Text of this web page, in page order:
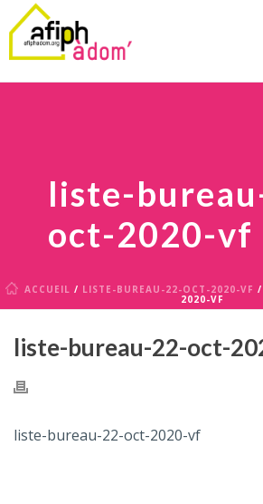
liste-
oct-2020-vf
ACCUEIL / LISTE-BUREAU-22-OCT-2020-VF /
2020-VF
liste-bureau-22-oct-
liste-bureau-22-oct-2020-vf